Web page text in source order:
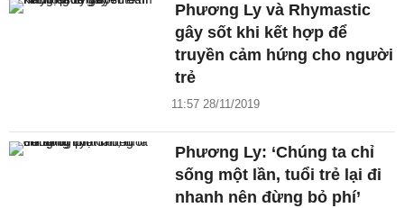
Phương Ly và Rhymastic
gây sốt khi kết hợp để
truyền cảm hứng cho người
trẻ
11:57 28/11/2019
Phương Ly: ‘Chúng ta chỉ
sống một lần, tuổi trẻ lại đi
nhanh nên đừng bỏ phí’